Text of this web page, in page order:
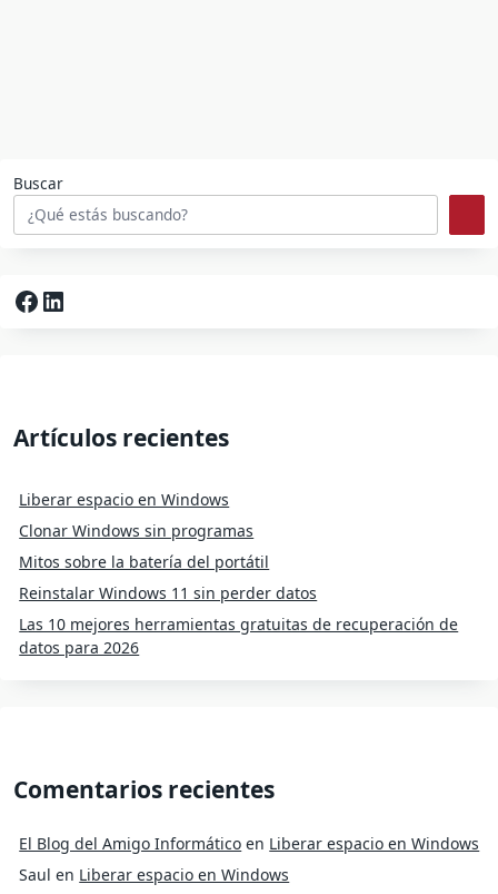
Buscar
Facebook
LinkedIn
Artículos recientes
Liberar espacio en Windows
Clonar Windows sin programas
Mitos sobre la batería del portátil
Reinstalar Windows 11 sin perder datos
Las 10 mejores herramientas gratuitas de recuperación de
datos para 2026
Comentarios recientes
El Blog del Amigo Informático en Liberar espacio en Windows
Saul en Liberar espacio en Windows